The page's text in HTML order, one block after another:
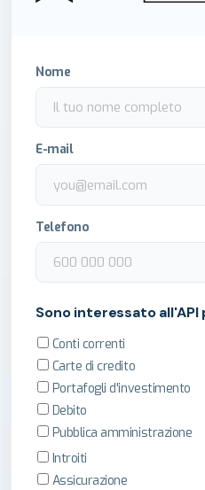
Nome
E-mail
Telefono
Sono interessato all'API
Conti correnti
Carte di credito
Portafogli d'investimento
Debito
Pubblica amministrazione
Introiti
Assicurazione